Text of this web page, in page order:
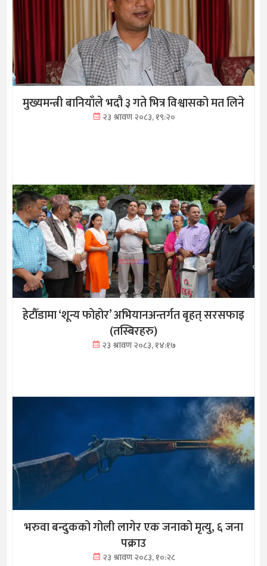
मुख्यमन्त्री बानियाँले भदौ ३ गते भित्र विश्वासको मत लिने
२३ श्रावण २०८३, १९:२०
हेटौँडामा ‘शून्य फोहोर’ अभियानअन्तर्गत बृहत् सरसफाइ
(तस्बिरहरु)
२३ श्रावण २०८३, १४:१७
भरुवा बन्दुकको गोली लागेर एक जनाको मृत्यु, ६ जना
पक्राउ
२३ श्रावण २०८३, १०:२८